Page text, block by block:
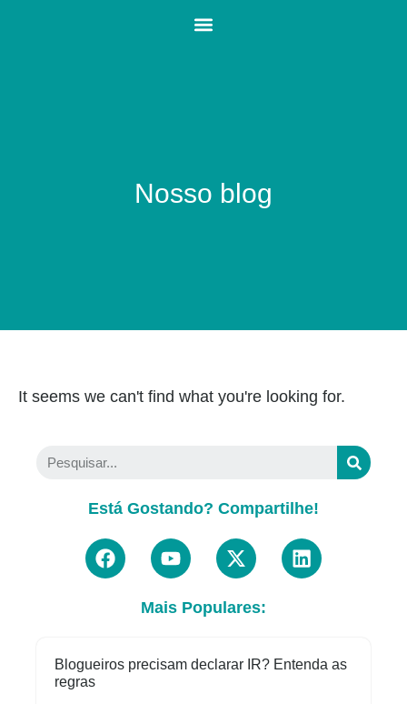
Nosso blog
It seems we can't find what you're looking for.
Está Gostando? Compartilhe!
Mais Populares:
Blogueiros precisam declarar IR? Entenda as
regras